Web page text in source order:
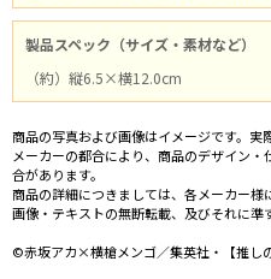
製品スペック（サイズ・素材など）
（約）縦6.5×横12.0cm
商品の写真および画像はイメージです。実
メーカーの都合により、商品のデザイン
合があります。
商品の詳細につきましては、各メーカー様
画像・テキストの無断転載、及びそれに準
©赤坂アカ×横槍メンゴ／集英社・【推し